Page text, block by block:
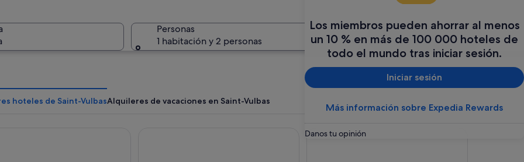
Los miembros pueden ahorrar al menos
un 10 % en más de 100 000 hoteles de
todo el mundo tras iniciar sesión.
Iniciar sesión
Más información sobre Expedia Rewards
Danos tu opinión
Personas
1 habitación y 2 personas
Buscar
hoteles de Saint-VulbasAlquileres de vacaciones en Saint-Vulbas
Campanile PRIME - Lyon Centre Gare Part DieuBikube Coliving Hôtel - Lyon Centre Lumière